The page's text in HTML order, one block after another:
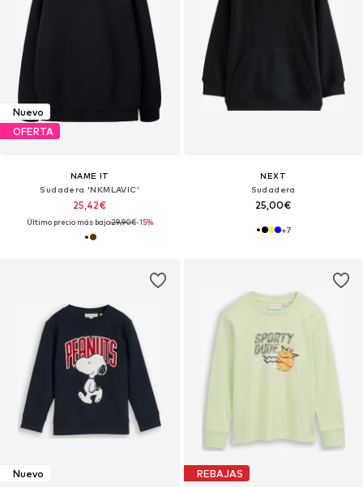
Nuevo
OFERTA
NAME IT
Sudadera 'NKMLAVIC'
25,42€
Último precio más bajo:29,90€-15%
NEXT
Sudadera
25,00€
+7
Nuevo REBAJAS